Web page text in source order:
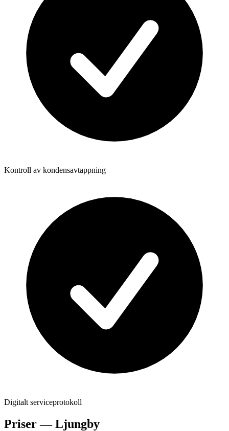
Kontroll av kondensavtappning
Digitalt serviceprotokoll
Priser —Ljungby